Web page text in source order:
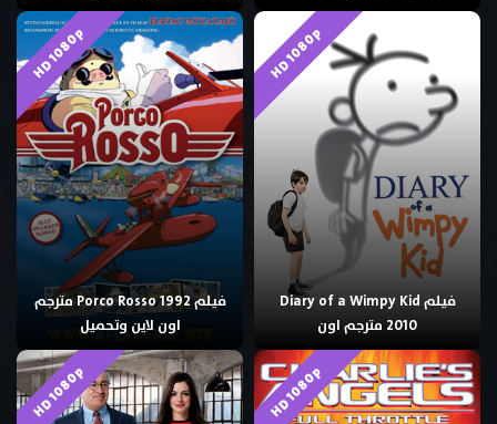
HD 1080p
فيلم Diary of a Wimpy Kid
2010 مترجم اون
HD 1080p
فيلم Porco Rosso 1992 مترجم
اون لاين وتحميل
HD 1080p
HD 1080p